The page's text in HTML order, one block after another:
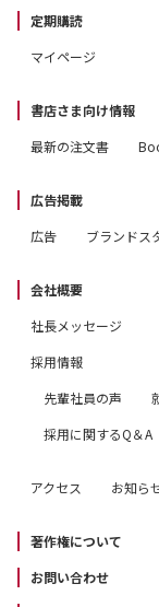
定期購読
マイページ
書店さま向け情報
最新の注文書
広告掲載
広告
ブランドス
会社概要
社長メッセージ
採用情報
先輩社員の声
採用に関するQ＆A
アクセス お知ら
著作権について
お問い合わせ